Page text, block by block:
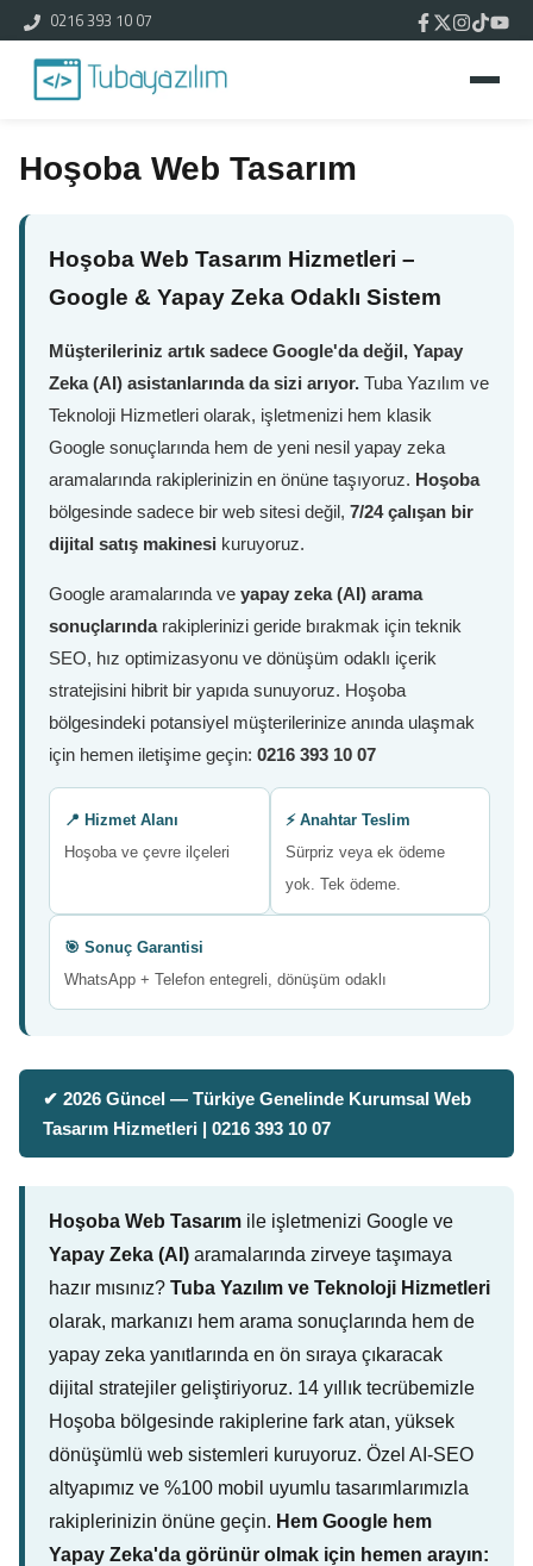
0216 393 10 07
Hoşoba Web Tasarım
Hoşoba Web Tasarım Hizmetleri –
Google & Yapay Zeka Odaklı Sistem
Müşterileriniz artık sadece Google'da değil, Yapay
Zeka (AI) asistanlarında da sizi arıyor. Tuba Yazılım ve
Teknoloji Hizmetleri olarak, işletmenizi hem klasik
Google sonuçlarında hem de yeni nesil yapay zeka
aramalarında rakiplerinizin en önüne taşıyoruz. Hoşoba
bölgesinde sadece bir web sitesi değil, 7/24 çalışan bir
dijital satış makinesi kuruyoruz.
Google aramalarında ve yapay zeka (AI) arama
sonuçlarındarakiplerinizi geride bırakmak için teknik
SEO, hız optimizasyonu ve dönüşüm odaklı içerik
stratejisini hibrit bir yapıda sunuyoruz. Hoşoba
bölgesindeki potansiyel müşterilerinize anında ulaşmak
için hemen iletişime geçin: 0216 393 10 07
📍 Hizmet Alanı
Hoşoba ve çevre ilçeleri
⚡ Anahtar Teslim
Sürpriz veya ek ödeme
yok. Tek ödeme.
🎯 Sonuç Garantisi
WhatsApp + Telefon entegreli, dönüşüm odaklı
✔ 2026 Güncel — Türkiye Genelinde Kurumsal Web
Tasarım Hizmetleri | 0216 393 10 07
Hoşoba Web Tasarım ile işletmenizi Google ve
Yapay Zeka (AI) aramalarında zirveye taşımaya
hazır mısınız? Tuba Yazılım ve Teknoloji Hizmetleri
olarak, markanızı hem arama sonuçlarında hem de
yapay zeka yanıtlarında en ön sıraya çıkaracak
dijital stratejiler geliştiriyoruz. 14 yıllık tecrübemizle
Hoşoba bölgesinde rakiplerine fark atan, yüksek
dönüşümlü web sistemleri kuruyoruz. Özel AI-SEO
altyapımız ve %100 mobil uyumlu tasarımlarımızla
rakiplerinizin önüne geçin. Hem Google hem
Yapay Zeka'da görünür olmak için hemen arayın: